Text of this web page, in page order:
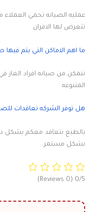
عمليه الصيانه تحمي العملاء
تتعرض لها الافران
ما اهم الاماكن التي يتم فيها
نتمكن من صيانه افراد الغاز
المتنوعه
هل توفر الشركه تعاقدات
بالطبع نتعاقد معكم بشكل
بشكل مستمر.
0/5
(0 Reviews)